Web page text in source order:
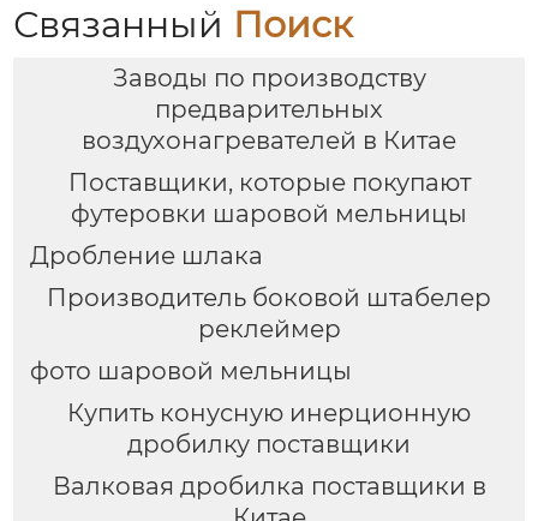
Связанный Поиск
Заводы по производству
предварительных
воздухонагревателей в Китае
Поставщики, которые покупают
футеровки шаровой мельницы
Дробление шлака
Производитель боковой штабелер
реклеймер
фото шаровой мельницы
Купить конусную инерционную
дробилку поставщики
Валковая дробилка поставщики в